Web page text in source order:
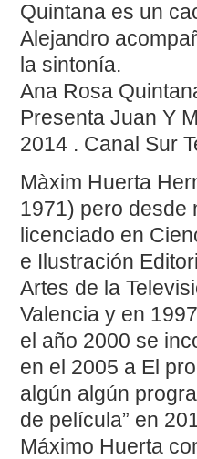
Quintana es un
Alejandro
la sintonía.
Ana Rosa
Presenta Juan Y
2014 . Canal Sur
Màxim Huerta
1971) pero desde
licenciado en
e Ilustración
Artes de la
Valencia y en
el año 2000 se
en el 2005 a El
algún algún
de película” en
Máximo Huerta